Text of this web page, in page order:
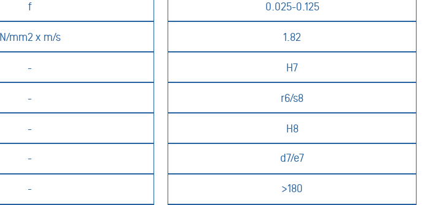
f 0.025-0.125
N/mm2 x m/s 1.82
- H7
- r6/s8
- H8
- d7/e7
- >180